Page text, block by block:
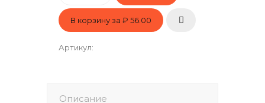
В корзину за ₽ 56.00
Артикул:
Описание